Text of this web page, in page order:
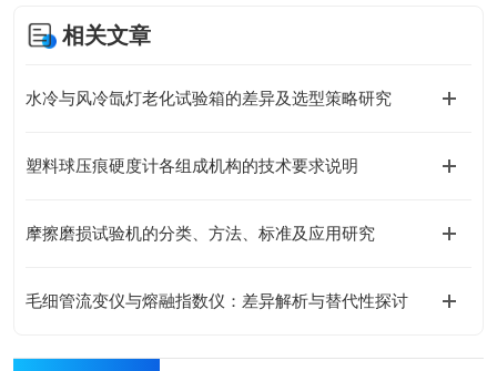
相关文章
水冷与风冷氙灯老化试验箱的差异及选型策略研究
塑料球压痕硬度计各组成机构的技术要求说明
摩擦磨损试验机的分类、方法、标准及应用研究
毛细管流变仪与熔融指数仪：差异解析与替代性探讨